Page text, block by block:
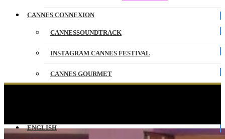
CANNES CONNEXION
CANNESSOUNDTRACK
INSTAGRAM CANNES FESTIVAL
CANNES GOURMET
ENGLISH